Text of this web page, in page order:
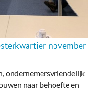
november
ondernemersvriendelijk
naar behoefte en